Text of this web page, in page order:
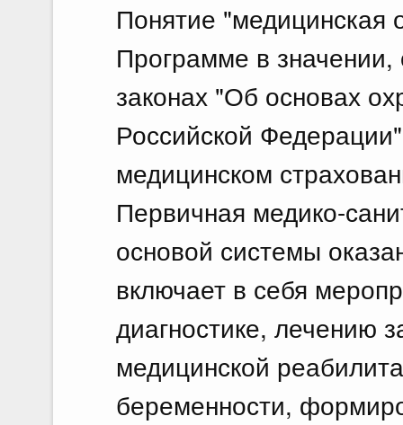
Понятие "медицинская
Программе в
законах "Об основах
Российской
медицинском
Первичная медико-
основой системы
включает в себя
диагностике, лечению
медицинской
беременности,